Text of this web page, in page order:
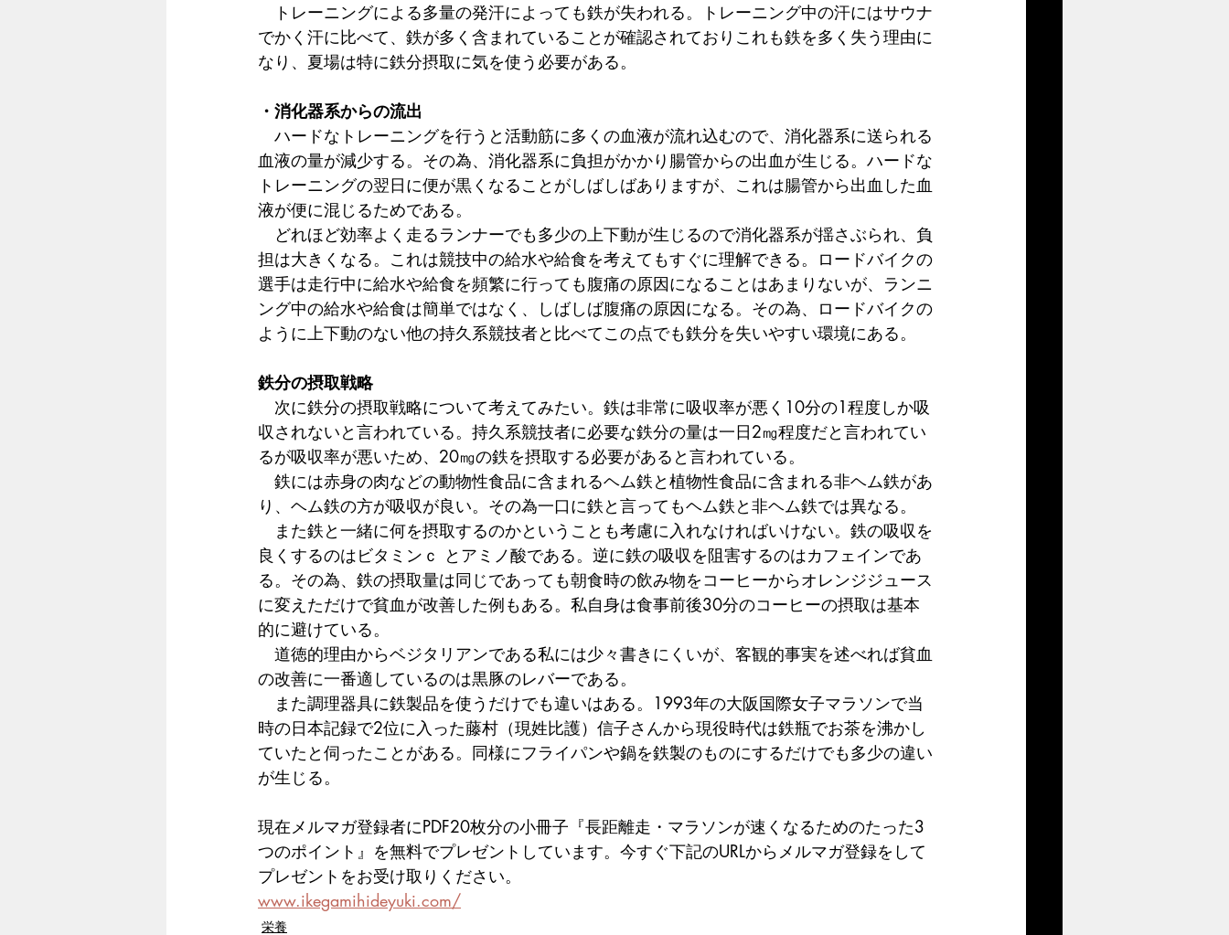
トレーニングによる多量の発汗によっても鉄が失われる。トレーニング中の汗にはサウナ
でかく汗に比べて、鉄が多く含まれていることが確認されておりこれも鉄を多く失う理由に
なり、夏場は特に鉄分摂取に気を使う必要がある。
・消化器系からの流出
ハードなトレーニングを行うと活動筋に多くの血液が流れ込むので、消化器系に送られる
血液の量が減少する。その為、消化器系に負担がかかり腸管からの出血が生じる。ハードな
トレーニングの翌日に便が黒くなることがしばしばありますが、これは腸管から出血した血
液が便に混じるためである。
どれほど効率よく走るランナーでも多少の上下動が生じるので消化器系が揺さぶられ、負
担は大きくなる。これは競技中の給水や給食を考えてもすぐに理解できる。ロードバイクの
選手は走行中に給水や給食を頻繁に行っても腹痛の原因になることはあまりないが、ランニ
ング中の給水や給食は簡単ではなく、しばしば腹痛の原因になる。その為、ロードバイクの
ように上下動のない他の持久系競技者と比べてこの点でも鉄分を失いやすい環境にある。
鉄分の摂取戦略
次に鉄分の摂取戦略について考えてみたい。鉄は非常に吸収率が悪く10分の1程度しか吸
収されないと言われている。持久系競技者に必要な鉄分の量は一日2㎎程度だと言われてい
るが吸収率が悪いため、20㎎の鉄を摂取する必要があると言われている。
鉄には赤身の肉などの動物性食品に含まれるヘム鉄と植物性食品に含まれる非ヘム鉄があ
り、ヘム鉄の方が吸収が良い。その為一口に鉄と言ってもヘム鉄と非ヘム鉄では異なる。
また鉄と一緒に何を摂取するのかということも考慮に入れなければいけない。鉄の吸収を
良くするのはビタミンｃ とアミノ酸である。逆に鉄の吸収を阻害するのはカフェインであ
る。その為、鉄の摂取量は同じであっても朝食時の飲み物をコーヒーからオレンジジュース
に変えただけで貧血が改善した例もある。私自身は食事前後30分のコーヒーの摂取は基本
的に避けている。
道徳的理由からベジタリアンである私には少々書きにくいが、客観的事実を述べれば貧血
の改善に一番適しているのは黒豚のレバーである。
また調理器具に鉄製品を使うだけでも違いはある。1993年の大阪国際女子マラソンで当
時の日本記録で2位に入った藤村（現姓比護）信子さんから現役時代は鉄瓶でお茶を沸かし
ていたと伺ったことがある。同様にフライパンや鍋を鉄製のものにするだけでも多少の違い
が生じる。
現在メルマガ登録者にPDF20枚分の小冊子『長距離走・マラソンが速くなるためのたった3
つのポイント』を無料でプレゼントしています。今すぐ下記のURLからメルマガ登録をして
プレゼントをお受け取りください。
www.ikegamihideyuki.com/
栄養